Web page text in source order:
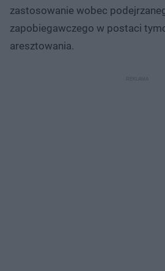
zastosowanie wobec
zapobiegawczego w postaci
aresztowania.